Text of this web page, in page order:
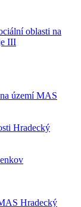
oblasti na
III
území MAS
Hradecký
Hradecký